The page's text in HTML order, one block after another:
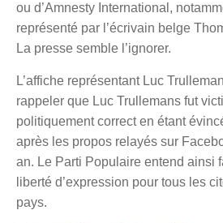
ou d’Amnesty International,
représenté par l’écrivain belge
La presse semble l’ignorer.
L’affiche représentant Luc
rappeler que Luc Trullemans fut
politiquement correct en étant
après les propos relayés sur
an. Le Parti Populaire entend ainsi
liberté d’expression pour tous les
pays.